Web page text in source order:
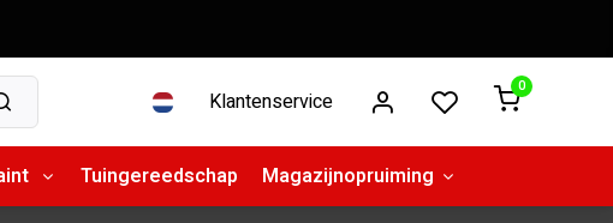
Klantenservice
0
Tuingereedschap Magazijnopruiming